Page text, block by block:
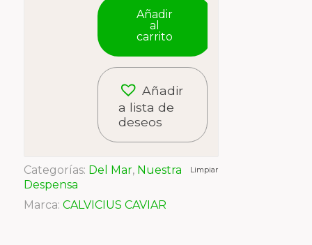
Limpiar
Añadir
al
carrito
Añadir
a lista de
deseos
Categorías: Del Mar, Nuestra
Despensa
Marca: CALVICIUS CAVIAR